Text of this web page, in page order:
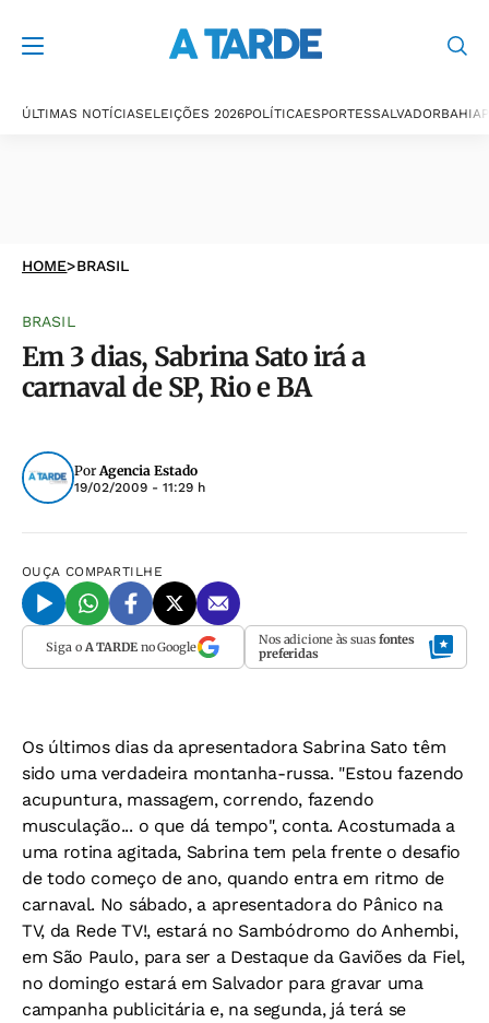
ÚLTIMAS NOTÍCIASELEIÇÕES 2026POLÍTICAESPORTESSALVADORBAHIA
HOME>BRASIL
BRASIL
Em 3 dias, Sabrina Sato irá a
carnaval de SP, Rio e BA
PorAgencia Estado
19/02/2009 - 11:29 h
OUÇA COMPARTILHE
Siga o A TARDEno Google Nos adicione às suas fontes
preferidas
Os últimos dias da apresentadora Sabrina Sato têm
sido uma verdadeira montanha-russa. "Estou fazendo
acupuntura, massagem, correndo, fazendo
musculação... o que dá tempo", conta. Acostumada a
uma rotina agitada, Sabrina tem pela frente o desafio
de todo começo de ano, quando entra em ritmo de
carnaval. No sábado, a apresentadora do Pânico na
TV, da Rede TV!, estará no Sambódromo do Anhembi,
em São Paulo, para ser a Destaque da Gaviões da Fiel,
no domingo estará em Salvador para gravar uma
campanha publicitária e, na segunda, já terá se